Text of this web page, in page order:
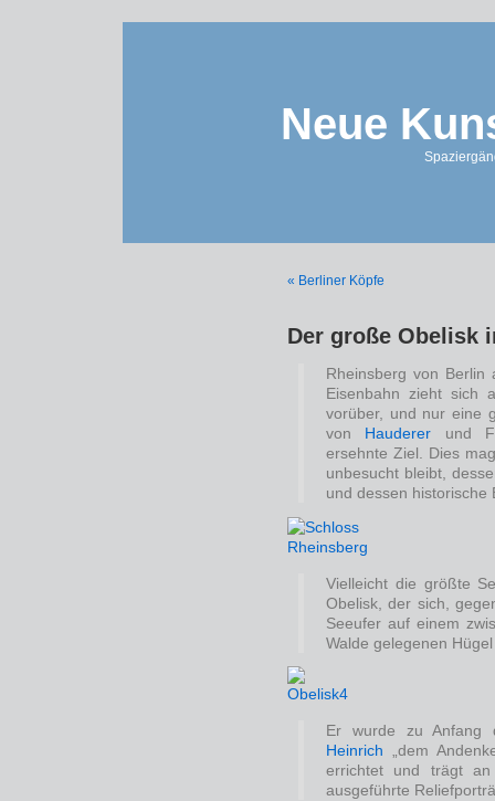
Neue
« Berliner Köpfe
Der große Obelisk
Rheinsberg von
Eisenbahn zieht sich
vorüber, und nur eine
von Hauderer und
ersehnte Ziel. Dies
unbesucht bleibt,
und dessen historische
Vielleicht die größte
Obelisk, der sich,
Seeufer auf einem
Walde gelegenen
Er wurde zu
Heinrich „dem
errichtet und trägt an
ausgeführte